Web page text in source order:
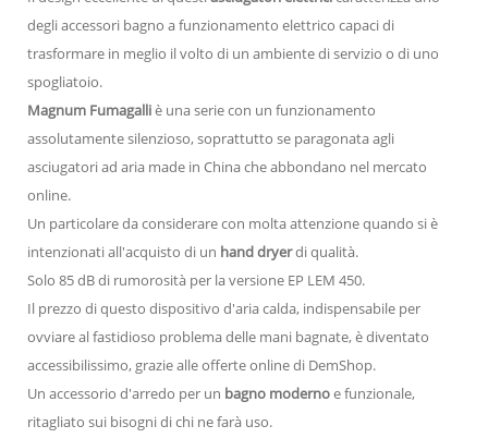
degli accessori bagno a funzionamento elettrico capaci di
trasformare in meglio il volto di un ambiente di servizio o di uno
spogliatoio.
Magnum Fumagalliè una serie con un funzionamento
assolutamente silenzioso, soprattutto se paragonata agli
asciugatori ad aria made in China che abbondano nel mercato
online.
Un particolare da considerare con molta attenzione quando si è
intenzionati all'acquisto di un hand dryerdi qualità.
Solo 85 dB di rumorosità per la versione EP LEM 450.
Il prezzo di questo dispositivo d'aria calda, indispensabile per
ovviare al fastidioso problema delle mani bagnate, è diventato
accessibilissimo, grazie alle offerte online di DemShop.
Un accessorio d'arredo per un bagno modernoe funzionale,
ritagliato sui bisogni di chi ne farà uso.